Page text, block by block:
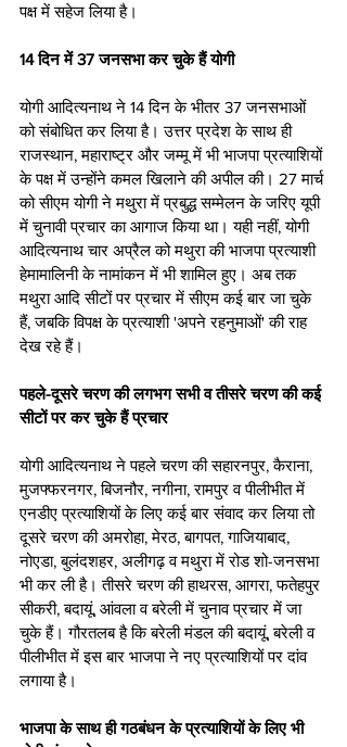
पक्ष में सहेज लिया है।
14 दिन में 37 जनसभा कर चुके हैं योगी
योगी आदित्यनाथ ने 14 दिन के भीतर 37 जनसभाओं
को संबोधित कर लिया है। उत्तर प्रदेश के साथ ही
राजस्थान, महाराष्ट्र और जम्मू में भी भाजपा प्रत्याशियों
के पक्ष में उन्होंने कमल खिलाने की अपील की। 27 मार्च
को सीएम योगी ने मथुरा में प्रबुद्ध सम्मेलन के जरिए यूपी
में चुनावी प्रचार का आगाज किया था। यही नहीं, योगी
आदित्यनाथ चार अप्रैल को मथुरा की भाजपा प्रत्याशी
हेमामालिनी के नामांकन में भी शामिल हुए। अब तक
मथुरा आदि सीटों पर प्रचार में सीएम कई बार जा चुके
हैं, जबकि विपक्ष के प्रत्याशी 'अपने रहनुमाओं' की राह
देख रहे हैं।
पहले-दूसरे चरण की लगभग सभी व तीसरे चरण की कई
सीटों पर कर चुके हैं प्रचार
योगी आदित्यनाथ ने पहले चरण की सहारनपुर, कैराना,
मुजफ्फरनगर, बिजनौर, नगीना, रामपुर व पीलीभीत में
एनडीए प्रत्याशियों के लिए कई बार संवाद कर लिया तो
दूसरे चरण की अमरोहा, मेरठ, बागपत, गाजियाबाद,
नोएडा, बुलंदशहर, अलीगढ़ व मथुरा में रोड शो-जनसभा
भी कर ली है। तीसरे चरण की हाथरस, आगरा, फतेहपुर
सीकरी, बदायूं, आंवला व बरेली में चुनाव प्रचार में जा
चुके हैं। गौरतलब है कि बरेली मंडल की बदायूं, बरेली व
पीलीभीत में इस बार भाजपा ने नए प्रत्याशियों पर दांव
लगाया है।
भाजपा के साथ ही गठबंधन के प्रत्याशियों के लिए भी